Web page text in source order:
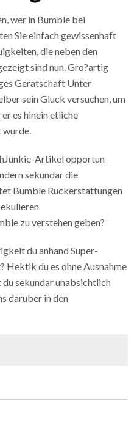
wer in Bumble bei
Sie einfach gewissenhaft
die neben den
sind nun. Gro?artig
Geratschaft Unter
sein Gluck versuchen, um
es hinein etliche
wurde.
Artikel opportun
sekundar die
Bumble Ruckerstattungen
zu verstehen geben?
du anhand Super-
Hektik du es ohne Ausnahme
sekundar unabsichtlich
daruber in den